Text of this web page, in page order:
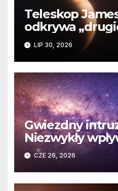
Teleskop
odkrywa
planety krążącej
martwej
LIP 30, 2026
Gwiezdny
Niezwykły
spotkania na
Słonecznego
CZE 26, 2026